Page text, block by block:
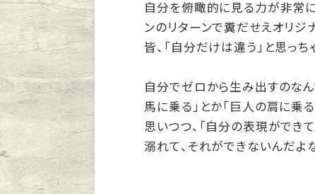
自分を俯瞰的に見る力が非常
ンのリターンで糞だせえオリジ
皆、「自分だけは違う」と思っち
自分でゼロから生み出すのなん
馬に乗る」とか「巨人の肩に乗
思いつつ、「自分の表現がで
溺れて、それができないんだよ